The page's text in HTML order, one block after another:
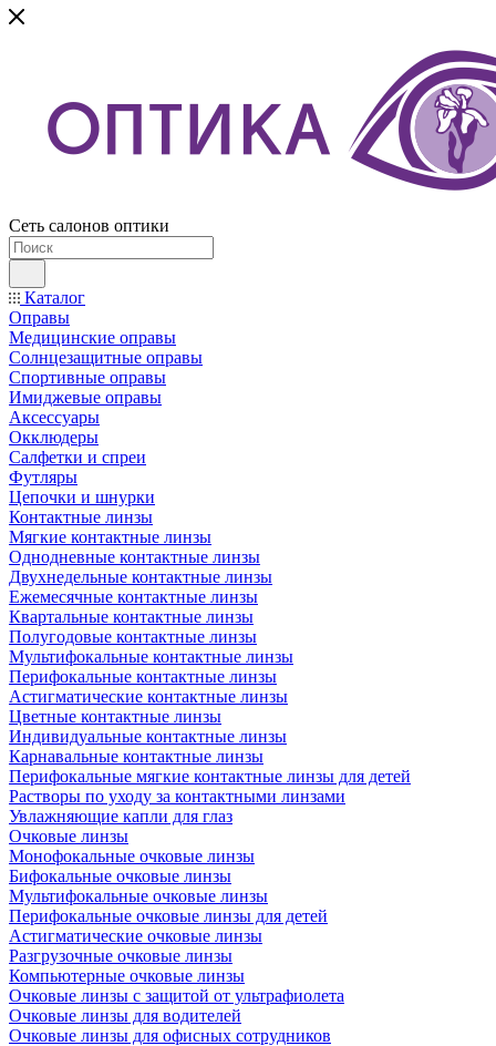
Сеть салонов оптики
Каталог
Оправы
Медицинские оправы
Солнцезащитные оправы
Спортивные оправы
Имиджевые оправы
Аксессуары
Окклюдеры
Салфетки и спреи
Футляры
Цепочки и шнурки
Контактные линзы
Мягкие контактные линзы
Однодневные контактные линзы
Двухнедельные контактные линзы
Ежемесячные контактные линзы
Квартальные контактные линзы
Полугодовые контактные линзы
Мультифокальные контактные линзы
Перифокальные контактные линзы
Астигматические контактные линзы
Цветные контактные линзы
Индивидуальные контактные линзы
Карнавальные контактные линзы
Перифокальные мягкие контактные линзы для детей
Растворы по уходу за контактными линзами
Увлажняющие капли для глаз
Очковые линзы
Монофокальные очковые линзы
Бифокальные очковые линзы
Мультифокальные очковые линзы
Перифокальные очковые линзы для детей
Астигматические очковые линзы
Разгрузочные очковые линзы
Компьютерные очковые линзы
Очковые линзы с защитой от ультрафиолета
Очковые линзы для водителей
Очковые линзы для офисных сотрудников